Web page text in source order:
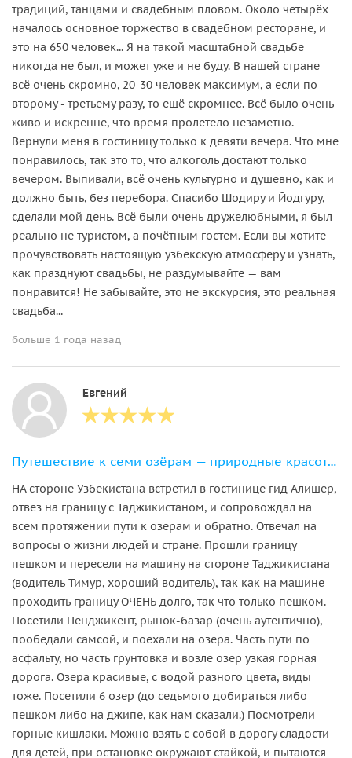
традиций, танцами и свадебным пловом. Около четырёх
началось основное торжество в свадебном ресторане, и
это на 650 человек... Я на такой масштабной свадьбе
никогда не был, и может уже и не буду. В нашей стране
всё очень скромно, 20-30 человек максимум, а если по
второму - третьему разу, то ещё скромнее. Всё было очень
живо и искренне, что время пролетело незаметно.
Вернули меня в гостиницу только к девяти вечера. Что мне
понравилось, так это то, что алкоголь достают только
вечером. Выпивали, всё очень культурно и душевно, как и
должно быть, без перебора. Спасибо Шодиру и Йодгуру,
сделали мой день. Всё были очень дружелюбными, я был
реально не туристом, а почётным гостем. Если вы хотите
прочувствовать настоящую узбекскую атмосферу и узнать,
как празднуют свадьбы, не раздумывайте — вам
понравится! Не забывайте, это не экскурсия, это реальная
свадьба...
больше 1 года назад
Евгений
Путешествие к семи озёрам — природные красоты Таджикистана и знакомство с местной культурой
НА стороне Узбекистана встретил в гостинице гид Алишер,
отвез на границу с Таджикистаном, и сопровождал на
всем протяжении пути к озерам и обратно. Отвечал на
вопросы о жизни людей и стране. Прошли границу
пешком и пересели на машину на стороне Таджикистана
(водитель Тимур, хороший водитель), так как на машине
проходить границу ОЧЕНЬ долго, так что только пешком.
Посетили Пенджикент, рынок-базар (очень аутентично),
пообедали самсой, и поехали на озера. Часть пути по
асфальту, но часть грунтовка и возле озер узкая горная
дорога. Озера красивые, с водой разного цвета, виды
тоже. Посетили 6 озер (до седьмого добираться либо
пешком либо на джипе, как нам сказали.) Посмотрели
горные кишлаки. Можно взять с собой в дорогу сладости
для детей, при остановке окружают стайкой, и пытаются